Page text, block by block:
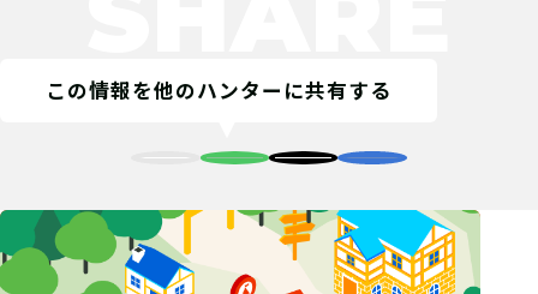
4
5/20(水)にクリア。謎解きに興味を持ってくれた
ようっと。
てごたえ 3ストーリー
この情報を他のハンターに共有する